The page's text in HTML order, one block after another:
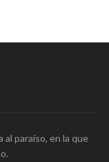
paraíso, en la que